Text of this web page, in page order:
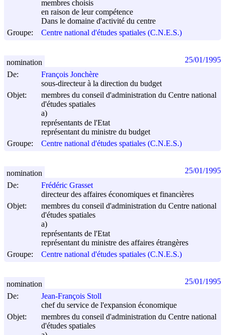
membres choisis
en raison de leur compétence
Dans le domaine d'activité du centre
Groupe:
Centre national d'études spatiales (C.N.E.S.)
De:
François Jonchère
sous-directeur à la direction du budget
Objet:
membres du conseil d'administration du Centre national
d'études spatiales
a)
représentants de l'Etat
représentant du ministre du budget
Groupe:
Centre national d'études spatiales (C.N.E.S.)
nomination 25/01/1995
De:
Frédéric Grasset
directeur des affaires économiques et financières
Objet:
membres du conseil d'administration du Centre national
d'études spatiales
a)
représentants de l'Etat
représentant du ministre des affaires étrangères
Groupe:
Centre national d'études spatiales (C.N.E.S.)
nomination 25/01/1995
De:
Jean-François Stoll
chef du service de l'expansion économique
Objet:
membres du conseil d'administration du Centre national
d'études spatiales
nomination 25/01/1995